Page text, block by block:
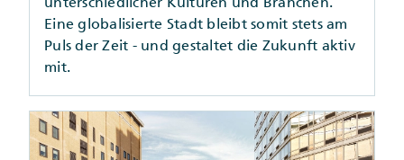
Eine globalisierte Stadt bleibt somit stets am
Puls der Zeit - und gestaltet die Zukunft aktiv
mit.